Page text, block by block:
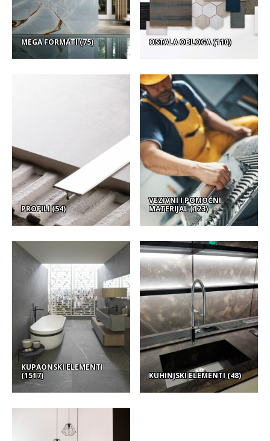
MEGA FORMATI(75) OSTALA OBLOGA(110)
PROFILI(54)
VEZIVNI I POMOĆNI
MATERIJAL(123)
KUPAONSKI ELEMENTI
(1517)
KUHINJSKI ELEMENTI(48)